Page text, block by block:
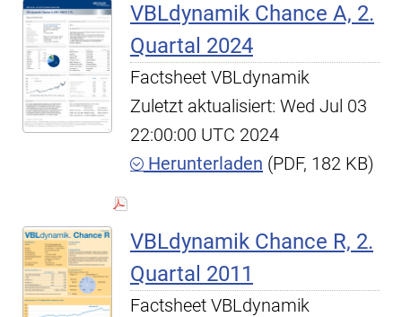
VBLdynamik Chance A, 2.
Quartal 2024
Factsheet VBLdynamik
Zuletzt aktualisiert: Wed Jul 03
22:00:00 UTC 2024
Herunterladen (PDF, 182 KB)
VBLdynamik Chance R, 2.
Quartal 2011
Factsheet VBLdynamik